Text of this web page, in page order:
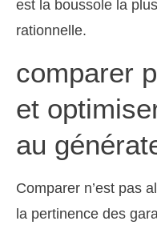
est la boussole la
rationnelle.
comparer
et
au
Comparer n’est pas
la pertinence des